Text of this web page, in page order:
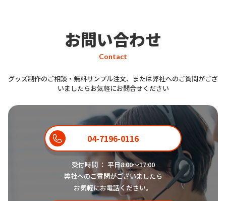
お問い合わせ
Contact
グッズ制作のご相談・無料サンプル注文、または弊社へのご質問がござ
いましたらお気軽にお問合せください
04-7196-0116
受付時間 ： 平日8:00〜17:00
弊社へのご質問がございましたら
お気軽にお電話ください。